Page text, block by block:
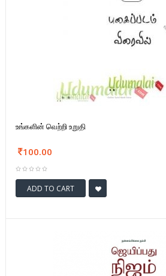
உங்களின் வெற்றி உறுதி
100.00
ADD TO CART